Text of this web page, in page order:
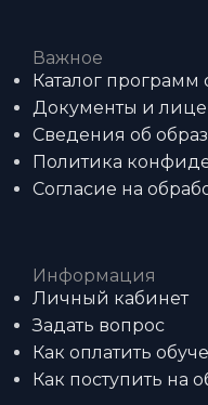
Важное
Каталог программ
Документы и
Сведения об
Политика
Согласие на
Информация
Личный кабинет
Задать вопрос
Как оплатить
Как поступить на